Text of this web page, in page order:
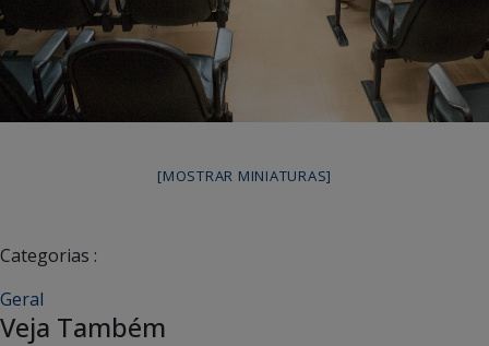
[MOSTRAR MINIATURAS]
Categorias :
Geral
Veja Também